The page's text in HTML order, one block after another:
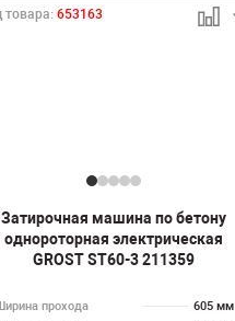
товара: 653163
Затирочная машина по бетону
однороторная электрическая
GROST ST60-3 211359
прохода
605 мм